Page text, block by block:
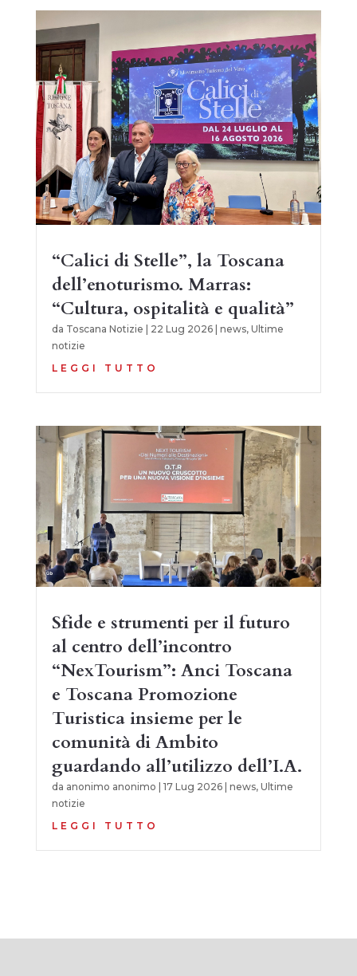
“Calici di Stelle”, la Toscana
dell’enoturismo. Marras:
“Cultura, ospitalità e qualità”
da Toscana Notizie 22 Lug 2026| news, Ultime
notizie
LEGGI TUTTO
Sfide e strumenti per il futuro
al centro dell’incontro
“NexTourism”: Anci Toscana
e Toscana Promozione
Turistica insieme per le
comunità di Ambito
guardando all’utilizzo dell’I.A.
da anonimo anonimo 17 Lug 2026| news, Ultime
notizie
LEGGI TUTTO